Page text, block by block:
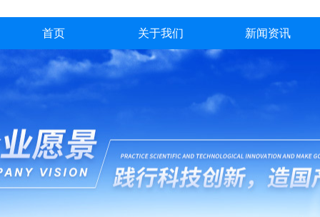
首页 关于我们 新闻资讯